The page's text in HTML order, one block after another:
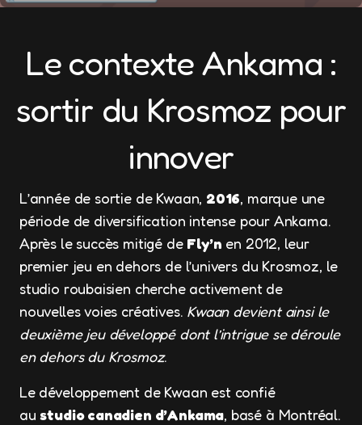
Le contexte Ankama :
sortir du Krosmoz pour
innover
L’année de sortie de Kwaan, 2016, marque une
période de diversification intense pour Ankama.
Après le succès mitigé de Fly’n en 2012, leur
premier jeu en dehors de l’univers du Krosmoz, le
studio roubaisien cherche activement de
nouvelles voies créatives. Kwaan devient ainsi le
deuxième jeu développé dont l’intrigue se déroule
en dehors du Krosmoz.
Le développement de Kwaan est confié
austudio canadien d’Ankama, basé à Montréal.